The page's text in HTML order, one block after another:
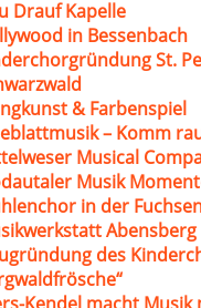
Drauf Kapelle
in Bessenbach
St.
& Farbenspiel
– Komm
Musical
Musik
in der
Abensberg
des